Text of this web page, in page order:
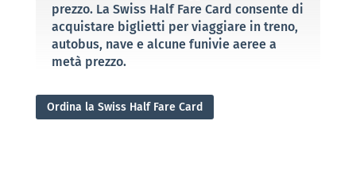
prezzo. La Swiss Half Fare Card consente di
acquistare biglietti per viaggiare in treno,
autobus, nave e alcune funivie aeree a
metà prezzo.
Ordina la Swiss Half Fare Card